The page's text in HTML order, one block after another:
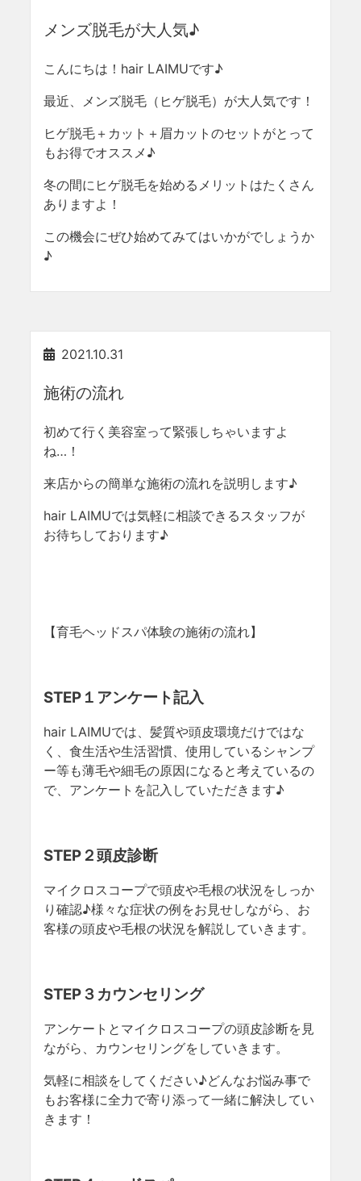
メンズ脱毛が大人気♪
こんにちは！hair LAIMUです♪
最近、メンズ脱毛（ヒゲ脱毛）が大人気です！
ヒゲ脱毛＋カット＋眉カットのセットがとって
もお得でオススメ♪
冬の間にヒゲ脱毛を始めるメリットはたくさん
ありますよ！
この機会にぜひ始めてみてはいかがでしょうか
♪
2021.10.31
施術の流れ
初めて行く美容室って緊張しちゃいますよ
ね…！
来店からの簡単な施術の流れを説明します♪
hair LAIMUでは気軽に相談できるスタッフが
お待ちしております♪
【育毛ヘッドスパ体験の施術の流れ】
STEP１アンケート記入
hair LAIMUでは、髪質や頭皮環境だけではな
く、食生活や生活習慣、使用しているシャンプ
ー等も薄毛や細毛の原因になると考えているの
で、アンケートを記入していただきます♪
STEP２頭皮診断
マイクロスコープで頭皮や毛根の状況をしっか
り確認♪様々な症状の例をお見せしながら、お
客様の頭皮や毛根の状況を解説していきます。
STEP３カウンセリング
アンケートとマイクロスコープの頭皮診断を見
ながら、カウンセリングをしていきます。
気軽に相談をしてください♪どんなお悩み事で
もお客様に全力で寄り添って一緒に解決してい
きます！